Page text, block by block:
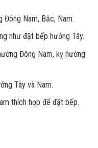
Đông Nam, Bắc, Nam.
như đặt bếp hướng Tây.
Đông Nam, kỵ hướng
Tây và Nam.
thích hợp để đặt bếp.